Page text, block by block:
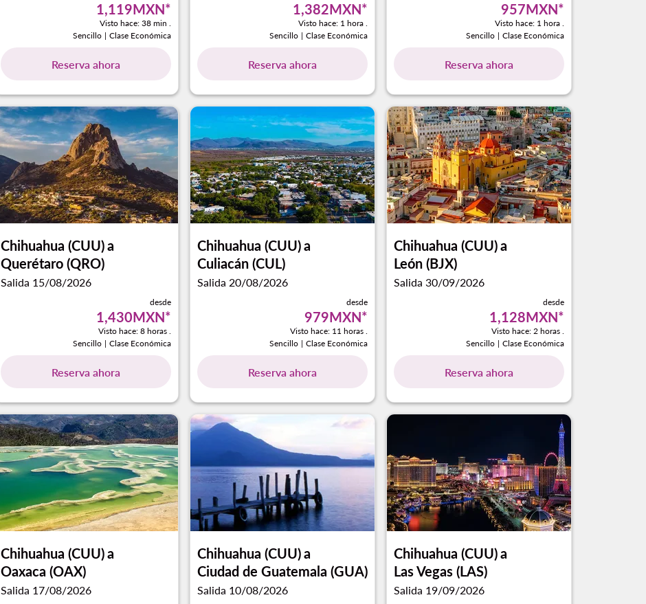
1,119MXN*
Visto hace: 38 min .
Sencillo | Clase Económica
Reserva ahora
1,382MXN*
Visto hace: 1 hora .
Sencillo | Clase Económica
Reserva ahora
957MXN*
Visto hace: 1 hora .
Sencillo | Clase Económica
Reserva ahora
Chihuahua (CUU)a
Querétaro (QRO)
Salida 15/08/2026
desde
1,430MXN*
Visto hace: 8 horas .
Sencillo | Clase Económica
Reserva ahora
Chihuahua (CUU)a
Culiacán (CUL)
Salida 20/08/2026
desde
979MXN*
Visto hace: 11 horas .
Sencillo | Clase Económica
Reserva ahora
Chihuahua (CUU)a
León (BJX)
Salida 30/09/2026
desde
1,128MXN*
Visto hace: 2 horas .
Sencillo | Clase Económica
Reserva ahora
Chihuahua (CUU)a
Oaxaca (OAX)
Salida 17/08/2026
Chihuahua (CUU)a
Ciudad de Guatemala (GUA)
Salida 10/08/2026
Chihuahua (CUU)a
Las Vegas (LAS)
Salida 19/09/2026